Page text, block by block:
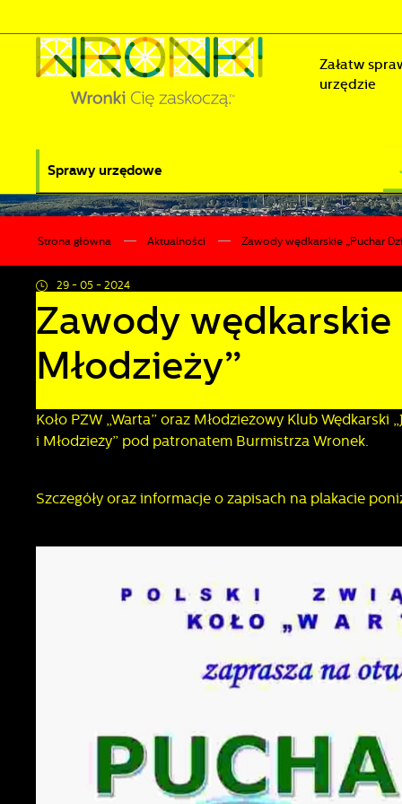
Załatw
urzędzie
Sprawy urzędowe
Strona główna Aktualności Zawody wędkarskie „Puchar
29 - 05 - 2024
Zawody wędkarskie
Młodzieży”
Koło PZW „Warta” oraz Młodzieżowy Klub
i Młodzieży” pod patronatem Burmistrza Wronek.
Szczegóły oraz informacje o zapisach na plakacie